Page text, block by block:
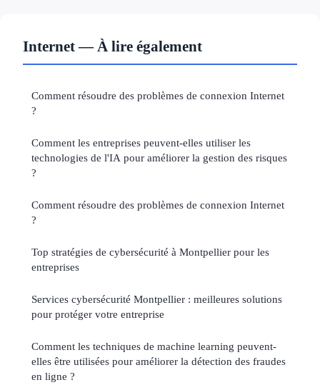
Internet — À lire également
Comment résoudre des problèmes de connexion Internet
?
Comment les entreprises peuvent-elles utiliser les
technologies de l'IA pour améliorer la gestion des risques
?
Comment résoudre des problèmes de connexion Internet
?
Top stratégies de cybersécurité à Montpellier pour les
entreprises
Services cybersécurité Montpellier : meilleures solutions
pour protéger votre entreprise
Comment les techniques de machine learning peuvent-
elles être utilisées pour améliorer la détection des fraudes
en ligne ?